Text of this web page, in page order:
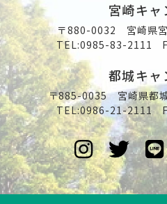
宮崎キャ
〒880-0032 宮崎県
TEL:0985-83-2111
都城キャ
〒885-0035 宮崎県都
TEL:0986-21-2111